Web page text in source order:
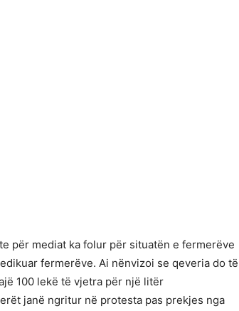
për mediat ka folur për situatën e fermerëve
fermerëve. Ai nënvizoi se qeveria do të
100 lekë të vjetra për një litër
janë ngritur në protesta pas prekjes nga